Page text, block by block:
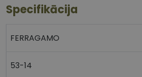
Specifikācija
FERRAGAMO
53-14